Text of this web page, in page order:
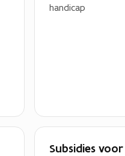
handicap
Subsidies